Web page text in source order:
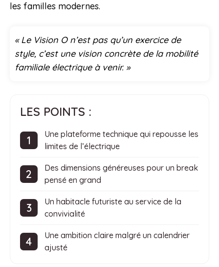
les familles modernes.
« Le Vision O n’est pas qu’un exercice de
style, c’est une vision concrète de la mobilité
familiale électrique à venir. »
LES POINTS :
Une plateforme technique qui repousse les
limites de l’électrique
Des dimensions généreuses pour un break
pensé en grand
Un habitacle futuriste au service de la
convivialité
Une ambition claire malgré un calendrier
ajusté